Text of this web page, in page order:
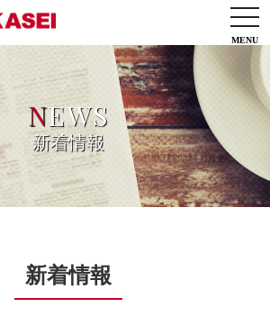
NEWS
新着情報
新着情報